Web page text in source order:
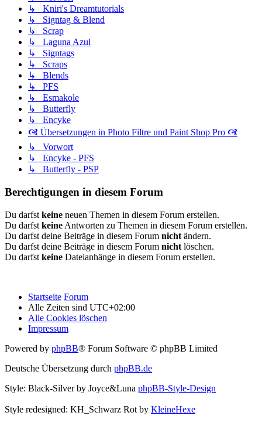
↳ Kniri's Dreamtutorials
↳ Signtag & Blend
↳ Scrap
↳ Laguna Azul
↳ Signtags
↳ Scraps
↳ Blends
↳ PFS
↳ Esmakole
↳ Butterfly
↳ Encyke
🙧 Übersetzungen in Photo Filtre und Paint Shop Pro 🙧
↳ Vorwort
↳ Encyke - PFS
↳ Butterfly - PSP
Berechtigungen in diesem Forum
Du darfst keine neuen Themen in diesem Forum erstellen.
Du darfst keine Antworten zu Themen in diesem Forum erstellen.
Du darfst deine Beiträge in diesem Forum nicht ändern.
Du darfst deine Beiträge in diesem Forum nicht löschen.
Du darfst keine Dateianhänge in diesem Forum erstellen.
Startseite Forum
Alle Zeiten sind UTC+02:00
Alle Cookies löschen
Impressum
Powered by phpBB® Forum Software © phpBB Limited
Deutsche Übersetzung durch phpBB.de
Style: Black-Silver by Joyce&Luna phpBB-Style-Design
Style redesigned: KH_Schwarz Rot by KleineHexe